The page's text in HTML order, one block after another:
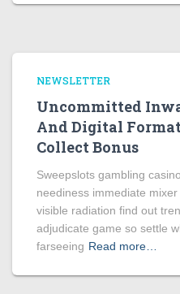
NEWSLETTER
Uncommitted
And Digital
Collect Bonus
Sweepslots gambling
neediness immediate
visible radiation find out
adjudicate game so settle
farseeing Read more…